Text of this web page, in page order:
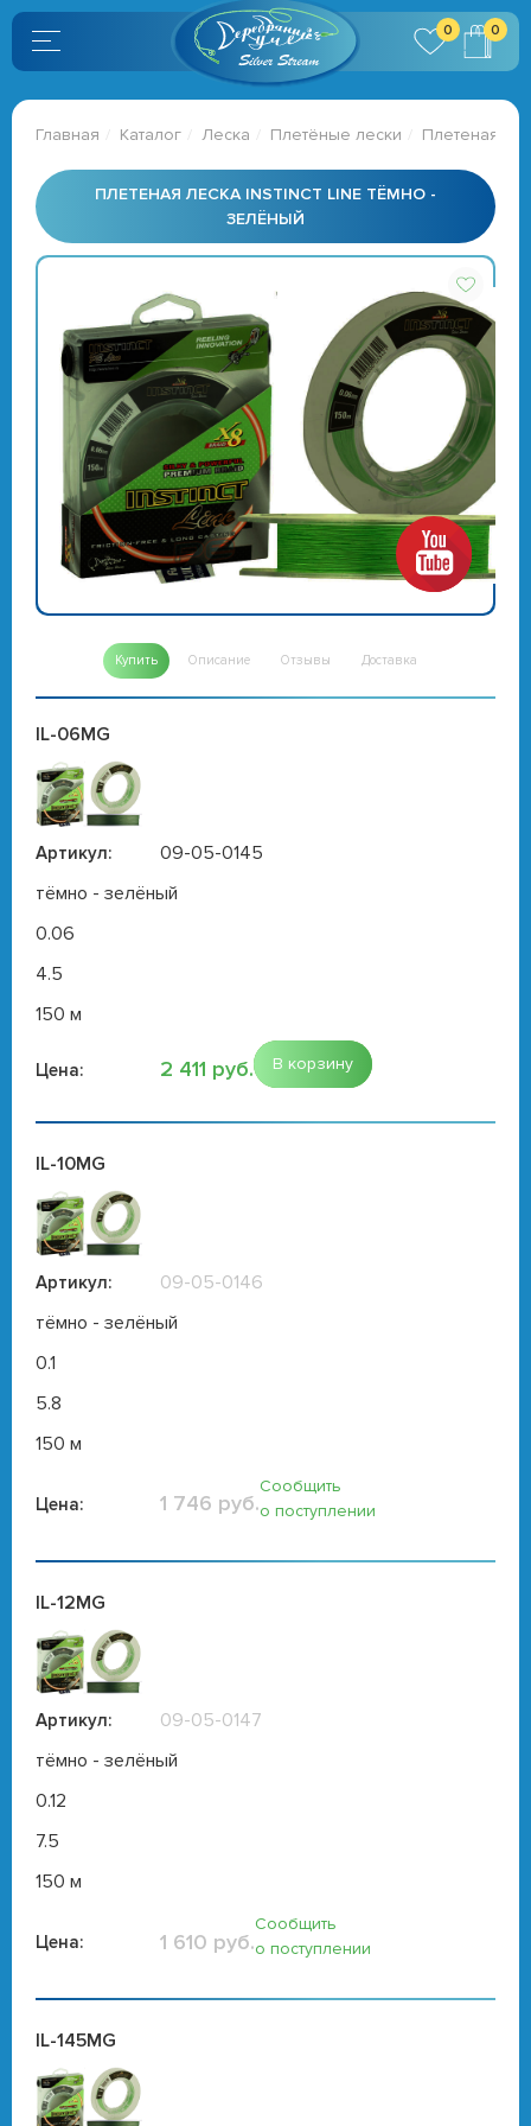
0
0
Главная Каталог Леска Плетёные лески Плетеная
ПЛЕТЕНАЯ ЛЕСКА INSTINCT LINE ТЁМНО -
ЗЕЛЁНЫЙ
Купить Описание Отзывы Доставка
IL-06MG
Артикул:
09-05-0145
тёмно - зелёный
0.06
4.5
150 м
Цена: 2 411 руб. В корзину
IL-10MG
Артикул:
09-05-0146
тёмно - зелёный
0.1
5.8
150 м
Цена: 1 746 руб.
Сообщить
о поступлении
IL-12MG
Артикул:
09-05-0147
тёмно - зелёный
0.12
7.5
150 м
Цена: 1 610 руб.
Сообщить
о поступлении
IL-145MG